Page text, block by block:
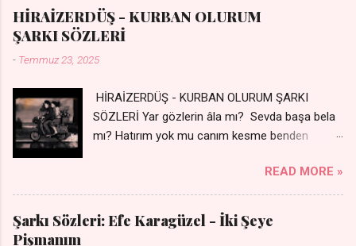
kalbimde Bir sızı durmuyor Tu yi bihare min Ez ji payizim Li
dile şevên min Teng e nefes im Adını sayıklar Uykusuz
geceler Sensiz her sabahım Sessiz ve kederli
HİRAİZERDÜŞ - KURBAN OLURUM
ŞARKI SÖZLERİ
- Temmuz 23, 2025
HİRAİZERDÜŞ - KURBAN OLURUM ŞARKI
SÖZLERİ Yar gözlerin âla mı? Sevda başa bela
mı? Hatırım yok mu canım kesme benden
dünyayı durdururum Ben sana yoldaş olurum
kurban olurum.. - Sen gülümse bi yol bulurum
Yaslanırsan dağ olurum Ben sana sevda olurum
kurban olurum Can canım cananım Yar gözlerin
READ MORE »
Şarkı Sözleri: Efe Karagüzel - İki Şeye
Pişmanım